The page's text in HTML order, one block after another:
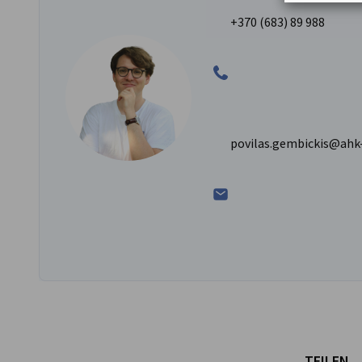
+370 (683) 89 988